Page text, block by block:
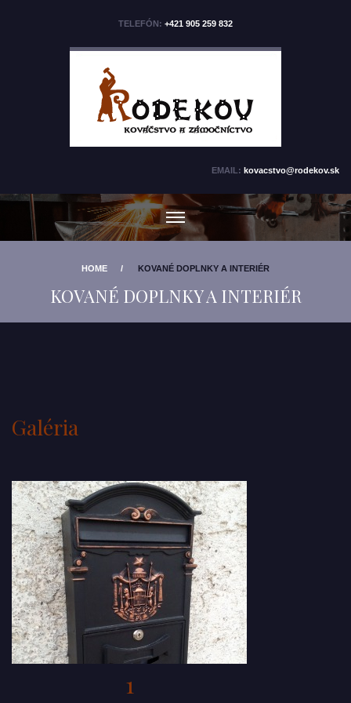
TELEFÓN: +421 905 259 832
EMAIL: kovacstvo@rodekov.sk
KOVANE.EU
KOVANYPOMNIK.SK
HOME KOVANÉ DOPLNKY A INTERIÉR
KOVANÉ DOPLNKY A INTERIÉR
Galéria
1